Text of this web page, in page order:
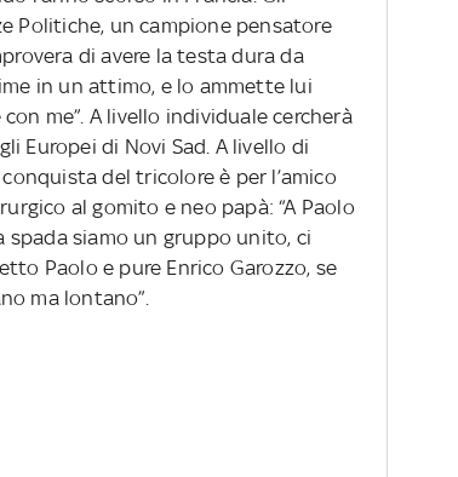
Politiche, un campione pensatore
di avere la testa dura da
in un attimo, e lo ammette lui
me”. A livello individuale cercherà
Europei di Novi Sad. A livello di
del tricolore è per l’amico
al gomito e neo papà: “A Paolo
siamo un gruppo unito, ci
Paolo e pure Enrico Garozzo, se
ma lontano”.